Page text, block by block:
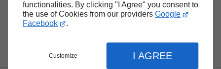
functionalities. By clicking "I Agree" you consent to
the use of Cookies from our providers Google
Facebook
.
Customize I AGREE